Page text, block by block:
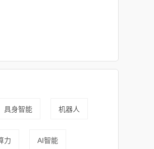
具身智能 机器人
力 AI智能